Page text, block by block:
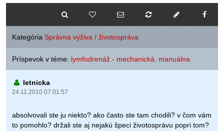
Kategória Správna výživa / životospráva
Príspevok v téme: lymfodrenáž - mechanická, manuálna
letnicka
24.11.2010 07:01:57
absolvovali ste ju niekto? ako často ste tam chodili? v čom vám
to pomohlo? držali ste aj nejakú špeci životosprávu popri tom?